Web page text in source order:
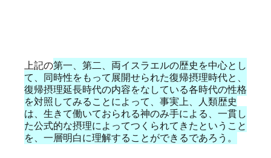
上記の第一、第二、両イスラエルの歴史を中心とし
て、同時性をもって展開せられた復帰摂理時代と、
復帰摂理延長時代の内容をなしている各時代の性格
を対照してみることによって、事実上、人類歴史
は、生きて働いておられる神のみ手による、一貫し
た公式的な摂理によってつくられてきたということ
を、一層明白に理解することができるであろう。